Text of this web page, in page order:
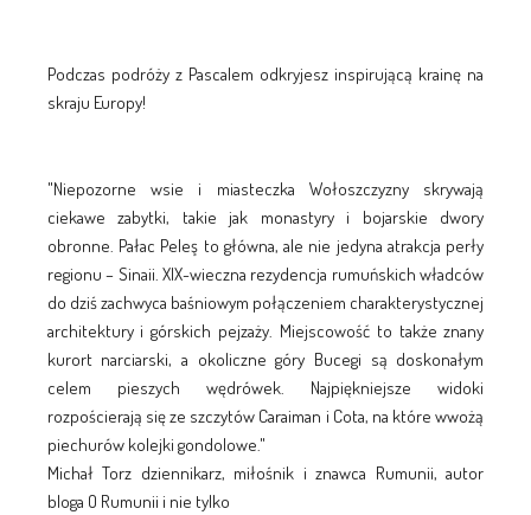
Podczas podróży z Pascalem odkryjesz inspirującą krainę na
skraju Europy!
"Niepozorne wsie i miasteczka Wołoszczyzny skrywają
ciekawe zabytki, takie jak monastyry i bojarskie dwory
obronne. Pałac Peleş to główna, ale nie jedyna atrakcja perły
regionu – Sinaii. XIX-wieczna rezydencja rumuńskich władców
do dziś zachwyca baśniowym połączeniem charakterystycznej
architektury i górskich pejzaży. Miejscowość to także znany
kurort narciarski, a okoliczne góry Bucegi są doskonałym
celem pieszych wędrówek. Najpiękniejsze widoki
rozpościerają się ze szczytów Caraiman i Cota, na które wwożą
piechurów kolejki gondolowe."
Michał Torz dziennikarz, miłośnik i znawca Rumunii, autor
bloga O Rumunii i nie tylko